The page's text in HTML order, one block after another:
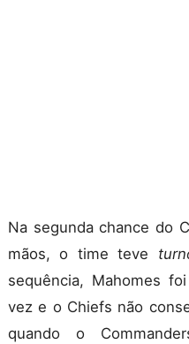
Na segunda chance do
mãos, o time teve
sequência, Mahomes
vez e o Chiefs não
quando o